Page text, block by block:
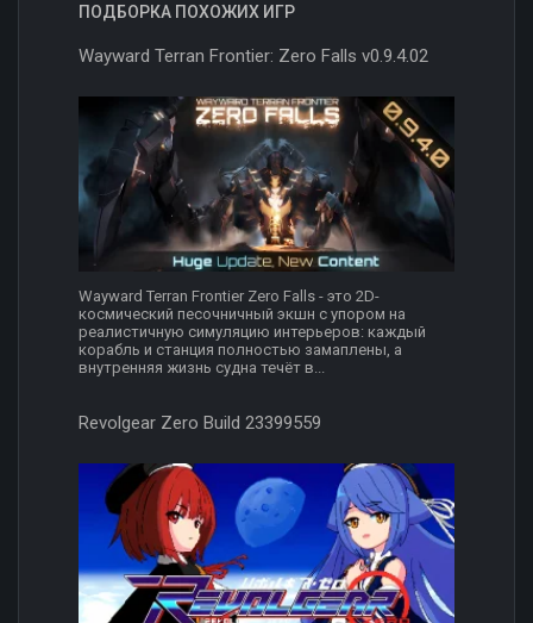
ПОДБОРКА ПОХОЖИХ ИГР
Wayward Terran Frontier: Zero Falls v0.9.4.02
Wayward Terran Frontier Zero Falls - это 2D-
космический песочничный экшн с упором на
реалистичную симуляцию интерьеров: каждый
корабль и станция полностью замаплены, а
внутренняя жизнь судна течёт в...
Revolgear Zero Build 23399559